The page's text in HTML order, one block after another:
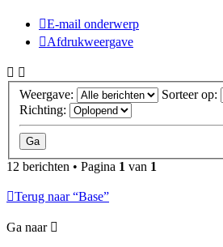
E-mail onderwerp
Afdrukweergave
Weergave:
Sorteer op:
Richting:
12 berichten • Pagina 1 van 1
Terug naar “Base”
Ga naar